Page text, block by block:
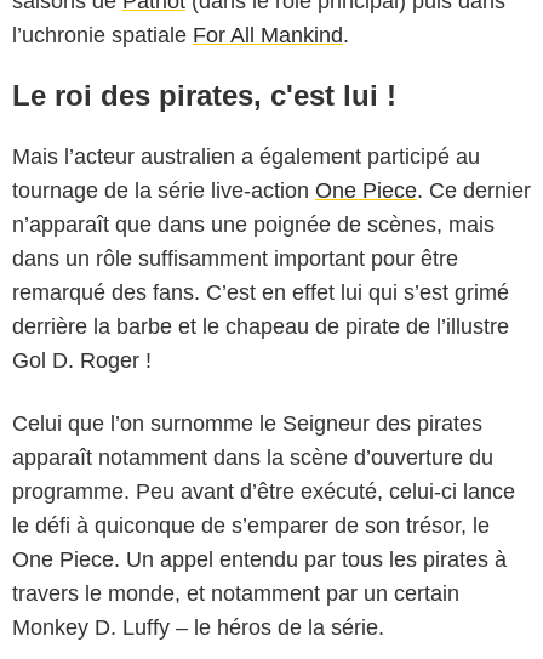
l’uchronie spatiale For All Mankind.
Le roi des pirates, c'est lui !
Mais l’acteur australien a également participé au
tournage de la série live-action One Piece. Ce dernier
n’apparaît que dans une poignée de scènes, mais
dans un rôle suffisamment important pour être
remarqué des fans. C’est en effet lui qui s’est grimé
derrière la barbe et le chapeau de pirate de l’illustre
Gol D. Roger !
Celui que l’on surnomme le Seigneur des pirates
apparaît notamment dans la scène d’ouverture du
programme. Peu avant d’être exécuté, celui-ci lance
le défi à quiconque de s’emparer de son trésor, le
One Piece. Un appel entendu par tous les pirates à
travers le monde, et notamment par un certain
Monkey D. Luffy – le héros de la série.